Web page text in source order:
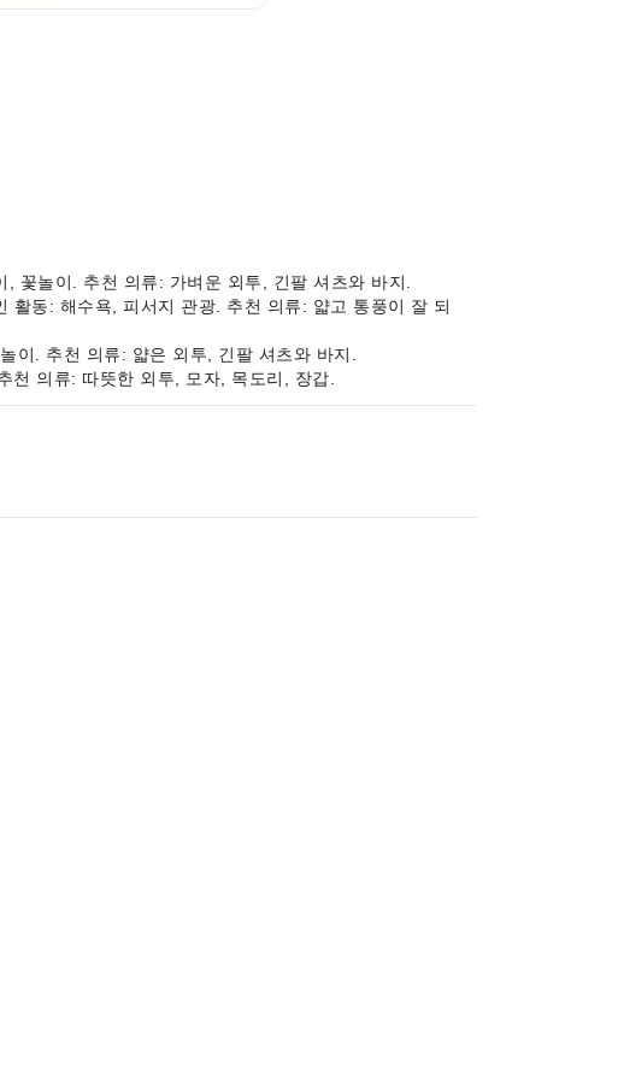
꽃놀이. 추천 의류: 가벼운 외투, 긴팔 셔츠와 바지.
동: 해수욕, 피서지 관광. 추천 의류: 얇고 통풍이 잘 되
이. 추천 의류: 얇은 외투, 긴팔 셔츠와 바지.
의류: 따뜻한 외투, 모자, 목도리, 장갑.